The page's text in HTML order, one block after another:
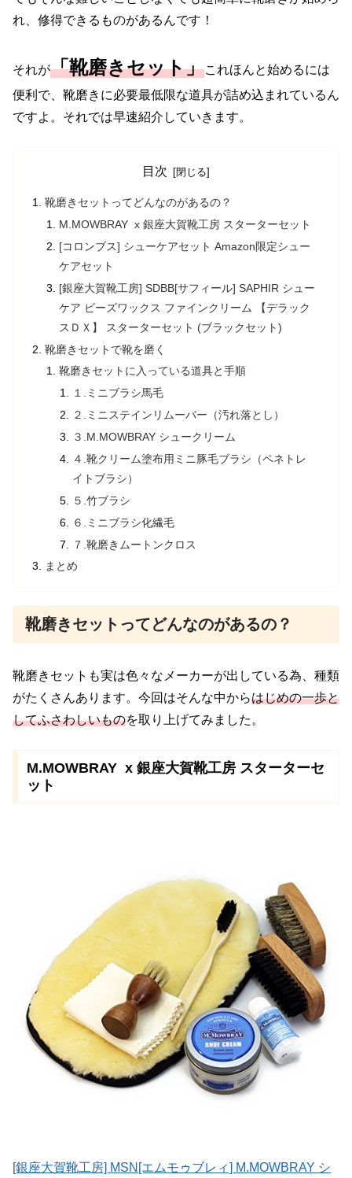
れ、 修得できるものがあるんです！
それが「靴磨きセット」これほんと始めるには
便利で、靴磨きに必要最低限な道具が詰め込まれているん
ですよ。それでは早速紹介していきます。
目次
靴磨きセットってどんなのがあるの？
M.MOWBRAY x 銀座大賀靴工房 スターターセット
[コロンブス] シューケアセット Amazon限定シュー
ケアセット
[銀座大賀靴工房] SDBB[サフィール] SAPHIR シュー
ケア ビーズワックス ファインクリーム 【デラック
スＤＸ】 スターターセット (ブラックセット)
靴磨きセットで靴を磨く
靴磨きセットに入っている道具と手順
１.ミニブラシ馬毛
２.ミニステインリムーバー（汚れ落とし）
３.M.MOWBRAY シュークリーム
４.靴クリーム塗布用ミニ豚毛ブラシ（ペネトレ
イトブラシ）
５.竹ブラシ
６.ミニブラシ化繊毛
７.靴磨きムートンクロス
まとめ
靴磨きセットってどんなのがあるの？
靴磨きセットも実は色々なメーカーが出している為、種類
がたくさんあります。今回はそんな中からはじめの一歩と
してふさわしいものを取り上げてみました。
M.MOWBRAY x 銀座大賀靴工房 スターターセ
ット
[銀座大賀靴工房] MSN[エムモゥブレィ] M.MOWBRAY シ